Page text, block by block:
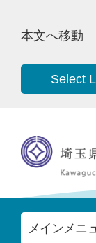
本文へ移動
Select
メインメニ